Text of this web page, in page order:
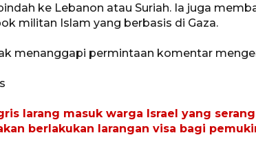
ke Lebanon atau Suriah. Ia juga
militan Islam yang berbasis di Gaza.
menanggapi permintaan komentar
larang masuk warga Israel yang
berlakukan larangan visa bagi